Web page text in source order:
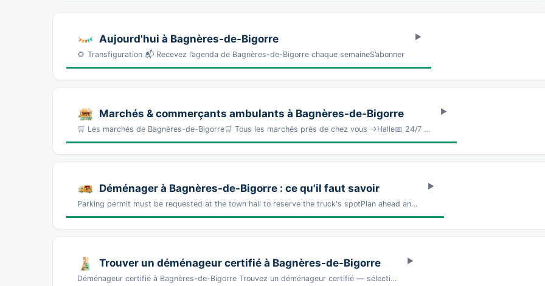
Aujourd'hui à Bagnères-de-Bigorre
🌻 Transfiguration 📬 Recevez l’agenda de Bagnères-de-Bigorre chaque semaineS’abonner
Marchés & commerçants ambulants à Bagnères-de-Bigorre
🛒 Les marchés de Bagnères-de-Bigorre🛒 Tous les marchés près de chez vous →Halle📅 24/7 …
Déménager à Bagnères-de-Bigorre : ce qu'il faut savoir
Parking permit must be requested at the town hall to reserve the truck's spotPlan ahead an…
Trouver un déménageur certifié à Bagnères-de-Bigorre
Déménageur certifié à Bagnères-de-Bigorre Trouvez un déménageur certifié — sélecti…